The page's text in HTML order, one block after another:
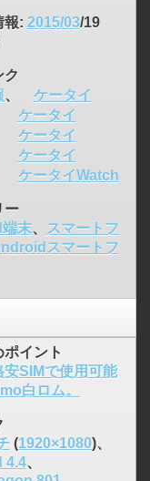
報: 2015/03/19
ク
、
ケータイ
ケータイ
ケータイ
ケータイ
ケータイWatch
ー
末、 スマートフ
スマートフ
ポイント
安SIMで使用可能
白ロム。
(1920×1080)、
4.4、